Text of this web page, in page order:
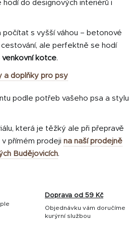
do designových interiérů i
počítat s vyšší váhou – betonové
ale perfektně se hodí
venkovní kotce.
a doplňky pro psy
podle potřeb vašeho psa a stylu
která je těžký ale při přepravě
přímém prodeji na naší prodejně
Budějovicích.
Doprava od 59 Kč
Objednávku vám doručíme
kurýrní službou